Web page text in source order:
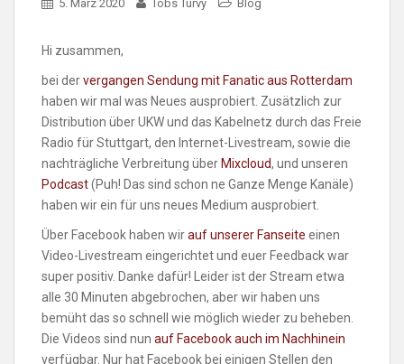
5. März 2020 Tobs Turvy Blog
Hi zusammen,
bei dervergangen Sendung mit Fanatic aus Rotterdam
haben wir mal was Neues ausprobiert. Zusätzlich zur
Distribution über UKW und das Kabelnetz durch das Freie
Radio für Stuttgart, den Internet-Livestream, sowie die
nachträgliche Verbreitung überMixcloud, und unseren
Podcast(Puh! Das sind schon ne Ganze Menge Kanäle)
haben wir ein für uns neues Medium ausprobiert.
Über Facebook haben wirauf unserer Fanseite einen
Video-Livestream eingerichtet und euer Feedback war
super positiv. Danke dafür! Leider ist der Stream etwa
alle 30 Minuten abgebrochen, aber wir haben uns
bemüht das so schnell wie möglich wieder zu beheben.
Die Videos sind nun auf Facebook auch im Nachhinein
verfügbar. Nur hat Facebook bei einigen Stellen den